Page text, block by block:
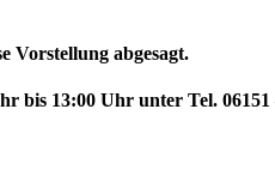
Vorstellung abgesagt.
bis 13:00 Uhr unter Tel. 06151